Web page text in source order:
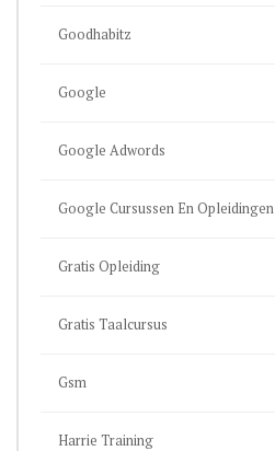
Goodhabitz
Google
Google Adwords
Google Cursussen En Opleidingen
Gratis Opleiding
Gratis Taalcursus
Gsm
Harrie Training